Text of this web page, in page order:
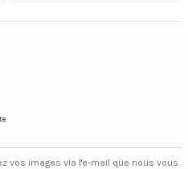
vos images via l'e-mail que nous vous